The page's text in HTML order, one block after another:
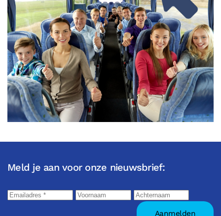
Meld je aan voor onze nieuwsbrief: